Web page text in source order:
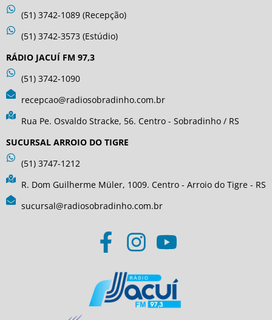
(51) 3742-1089 (Recepção)
(51) 3742-3573 (Estúdio)
RÁDIO JACUÍ FM 97,3
(51) 3742-1090
recepcao@radiosobradinho.com.br
Rua Pe. Osvaldo Stracke, 56. Centro - Sobradinho / RS
SUCURSAL ARROIO DO TIGRE
(51) 3747-1212
R. Dom Guilherme Müler, 1009. Centro - Arroio do Tigre - RS
sucursal@radiosobradinho.com.br